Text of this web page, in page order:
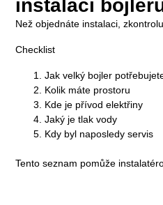
instalací
Než objednáte instalaci,
Checklist
Jak velký bojler
Kolik máte prostoru
Kde je přívod elektřiny
Jaký je tlak vody
Kdy byl naposledy servis
Tento seznam pomůže